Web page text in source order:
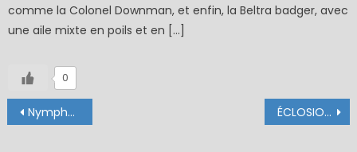
comme la Colonel Downman, et enfin, la Beltra badger, avec
une aile mixte en poils et en […]
0
Navigation
de
Nymphe NAV ÉCLOSION ®, 6 ans déjà !